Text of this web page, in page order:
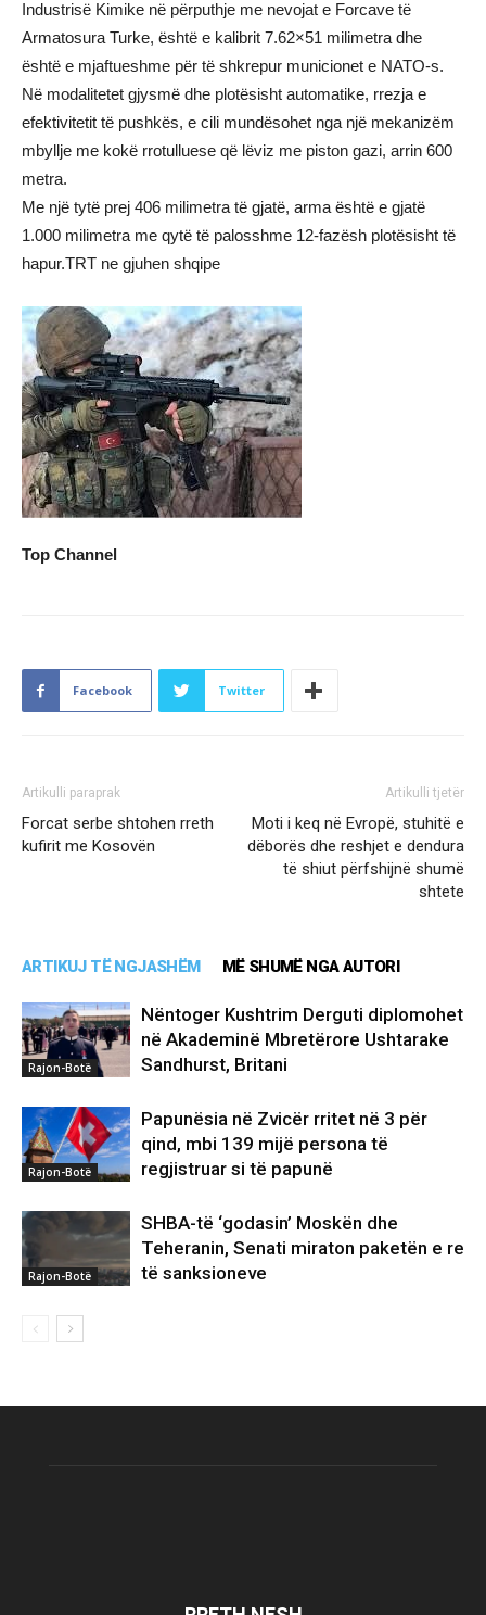
Industrisë Kimike në përputhje me nevojat e Forcave të
Armatosura Turke, është e kalibrit 7.62×51 milimetra dhe
është e mjaftueshme për të shkrepur municionet e NATO-s.
Në modalitetet gjysmë dhe plotësisht automatike, rrezja e
efektivitetit të pushkës, e cili mundësohet nga një mekanizëm
mbyllje me kokë rrotulluese që lëviz me piston gazi, arrin 600
metra.
Me një tytë prej 406 milimetra të gjatë, arma është e gjatë
1.000 milimetra me qytë të palosshme 12-fazësh plotësisht të
hapur.TRT ne gjuhen shqipe
Top Channel
Facebook Twitter
Artikulli paraprak
Forcat serbe shtohen rreth
kufirit me Kosovën
Artikulli tjetër
Moti i keq në Evropë, stuhitë e
dëborës dhe reshjet e dendura
të shiut përfshijnë shumë
shtete
ARTIKUJ TË NGJASHËM MË SHUMË NGA AUTORI
Rajon-Botë
Nëntoger Kushtrim Derguti diplomohet
në Akademinë Mbretërore Ushtarake
Sandhurst, Britani
Rajon-Botë
Papunësia në Zvicër rritet në 3 për
qind, mbi 139 mijë persona të
regjistruar si të papunë
Rajon-Botë
SHBA-të ‘godasin’ Moskën dhe
Teheranin, Senati miraton paketën e re
të sanksioneve